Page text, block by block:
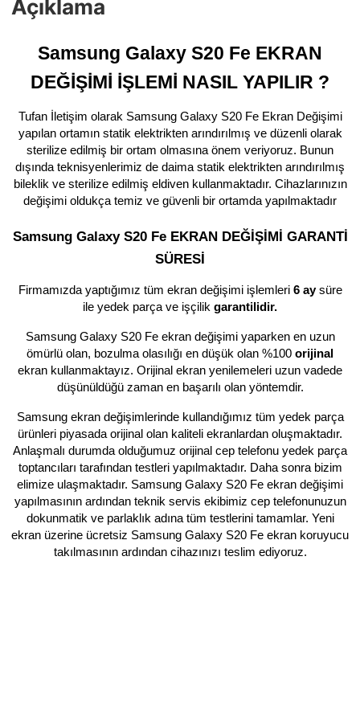
Açıklama
Samsung Galaxy S20 Fe EKRAN
DEĞİŞİMİ İŞLEMİ NASIL YAPILIR ?
Tufan İletişim olarak Samsung Galaxy S20 Fe Ekran Değişimi
yapılan ortamın statik elektrikten arındırılmış ve düzenli olarak
sterilize edilmiş bir ortam olmasına önem veriyoruz. Bunun
dışında teknisyenlerimiz de daima statik elektrikten arındırılmış
bileklik ve sterilize edilmiş eldiven kullanmaktadır. Cihazlarınızın
değişimi oldukça temiz ve güvenli bir ortamda yapılmaktadır
Samsung Galaxy S20 Fe EKRAN DEĞİŞİMİ GARANTİ
SÜRESİ
Firmamızda yaptığımız tüm ekran değişimi işlemleri 6 aysüre
ile yedek parça ve işçilik garantilidir.
Samsung Galaxy S20 Fe ekran değişimi yaparken en uzun
ömürlü olan, bozulma olasılığı en düşük olan %100 orijinal
ekran kullanmaktayız. Orijinal ekran yenilemeleri uzun vadede
düşünüldüğü zaman en başarılı olan yöntemdir.
Samsung ekran değişimlerinde kullandığımız tüm yedek parça
ürünleri piyasada orijinal olan kaliteli ekranlardan oluşmaktadır.
Anlaşmalı durumda olduğumuz orijinal cep telefonu yedek parça
toptancıları tarafından testleri yapılmaktadır. Daha sonra bizim
elimize ulaşmaktadır. Samsung Galaxy S20 Fe ekran değişimi
yapılmasının ardından teknik servis ekibimiz cep telefonunuzun
dokunmatik ve parlaklık adına tüm testlerini tamamlar. Yeni
ekran üzerine ücretsiz Samsung Galaxy S20 Fe ekran koruyucu
takılmasının ardından cihazınızı teslim ediyoruz.